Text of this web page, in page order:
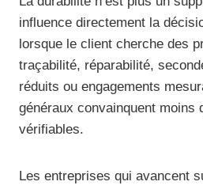
influence directement la
lorsque le client cherche des
traçabilité, réparabilité,
réduits ou engagements
généraux convainquent moins
vérifiables.
Les entreprises qui avancent